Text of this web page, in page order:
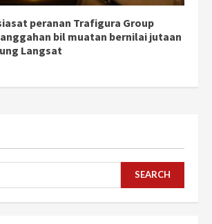
peranan Trafigura Group
bil muatan bernilai jutaan
Langsat
SEARCH